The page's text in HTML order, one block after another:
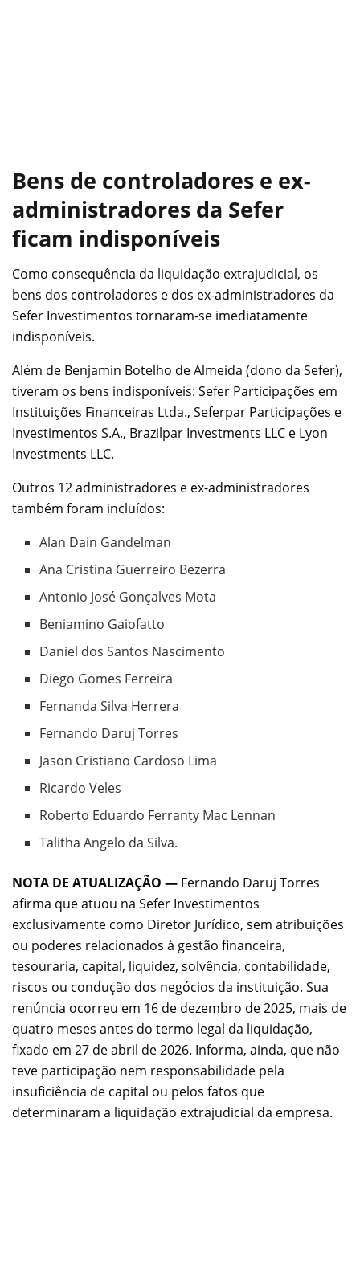
Bens de controladores e ex-
administradores da Sefer
ficam indisponíveis
Como consequência da liquidação extrajudicial, os
bens dos controladores e dos ex-administradores da
Sefer Investimentos tornaram-se imediatamente
indisponíveis.
Além de Benjamin Botelho de Almeida (dono da Sefer),
tiveram os bens indisponíveis: Sefer Participações em
Instituições Financeiras Ltda., Seferpar Participações e
Investimentos S.A., Brazilpar Investments LLC e Lyon
Investments LLC.
Outros 12 administradores e ex-administradores
também foram incluídos:
Alan Dain Gandelman
Ana Cristina Guerreiro Bezerra
Antonio José Gonçalves Mota
Beniamino Gaiofatto
Daniel dos Santos Nascimento
Diego Gomes Ferreira
Fernanda Silva Herrera
Fernando Daruj Torres
Jason Cristiano Cardoso Lima
Ricardo Veles
Roberto Eduardo Ferranty Mac Lennan
Talitha Angelo da Silva.
NOTA DE ATUALIZAÇÃO — Fernando Daruj Torres
afirma que atuou na Sefer Investimentos
exclusivamente como Diretor Jurídico, sem atribuições
ou poderes relacionados à gestão financeira,
tesouraria, capital, liquidez, solvência, contabilidade,
riscos ou condução dos negócios da instituição. Sua
renúncia ocorreu em 16 de dezembro de 2025, mais de
quatro meses antes do termo legal da liquidação,
fixado em 27 de abril de 2026. Informa, ainda, que não
teve participação nem responsabilidade pela
insuficiência de capital ou pelos fatos que
determinaram a liquidação extrajudicial da empresa.